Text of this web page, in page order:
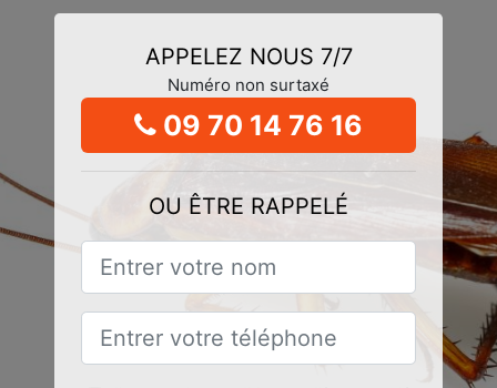
APPELEZ NOUS 7/7
Numéro non surtaxé
09 70 14 76 16
OU ÊTRE RAPPELÉ